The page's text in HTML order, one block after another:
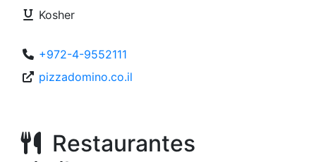
Kosher
+972-4-9552111
pizzadomino.co.il
Restaurantes